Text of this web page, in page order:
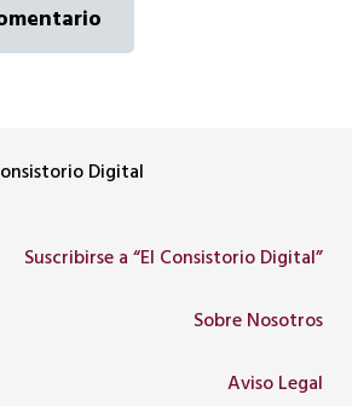
Digital
Suscribirse a “El Consistorio Digital”
Sobre Nosotros
Aviso Legal